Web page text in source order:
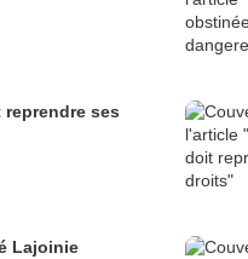
reprendre ses
Lajoinie